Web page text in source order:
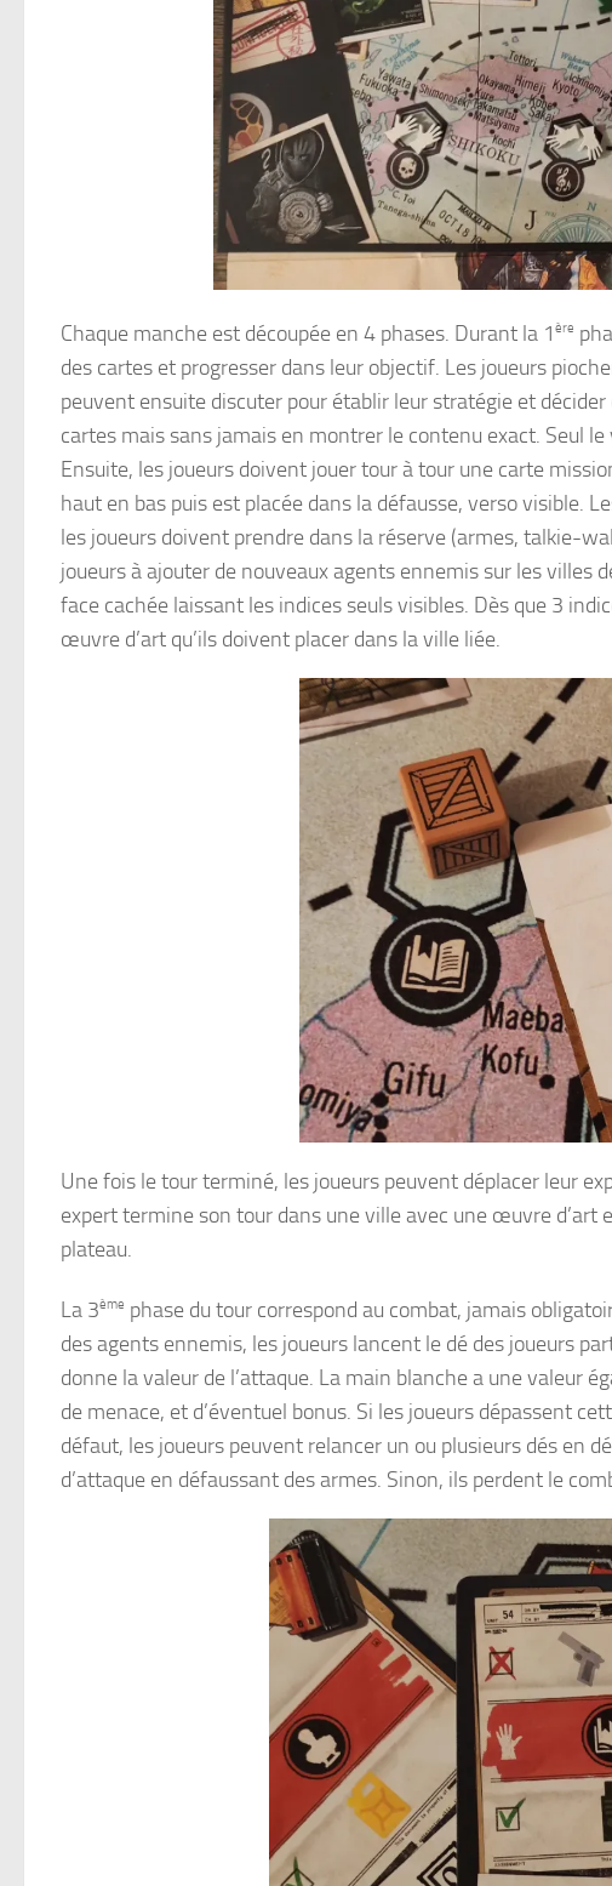
Chaque manche est découpée en 4 phases. Durant la 1 ère
des cartes et progresser dans leur objectif. Les joueurs
peuvent ensuite discuter pour établir leur stratégie et
cartes mais sans jamais en montrer le contenu exact. Seul
Ensuite, les joueurs doivent jouer tour à tour une carte
haut en bas puis est placée dans la défausse, verso visible.
les joueurs doivent prendre dans la réserve (armes, talkie-
joueurs à ajouter de nouveaux agents ennemis sur les villes
face cachée laissant les indices seuls visibles. Dès que 3
œuvre d’art qu’ils doivent placer dans la ville liée.
Une fois le tour terminé, les joueurs peuvent déplacer leur
expert termine son tour dans une ville avec une œuvre
plateau.
La 3ème phase du tour correspond au combat, jamais
des agents ennemis, les joueurs lancent le dé des joueurs
donne la valeur de l’attaque. La main blanche a une valeur
de menace, et d’éventuel bonus. Si les joueurs dépassent
défaut, les joueurs peuvent relancer un ou plusieurs dés en
d’attaque en défaussant des armes. Sinon, ils perdent le